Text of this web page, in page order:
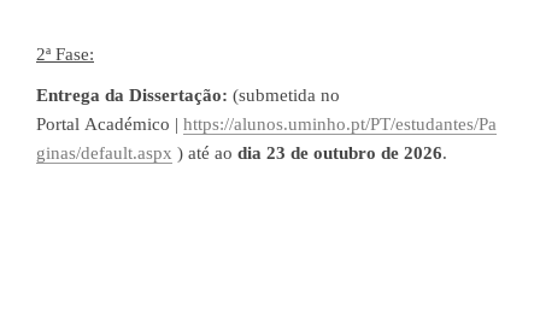
2ª Fase:
Entrega da Dissertação: (submetida no
Portal Académico | https://alunos.uminho.pt/PT/estudantes/Pa
ginas/default.aspx ) até ao dia 23 de outubro de 2026.